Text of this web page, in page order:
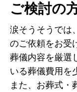
ご検討の
涙そうそうでは
のご依頼をお受
葬儀内容を厳選
いる葬儀費用を
また、お葬式・